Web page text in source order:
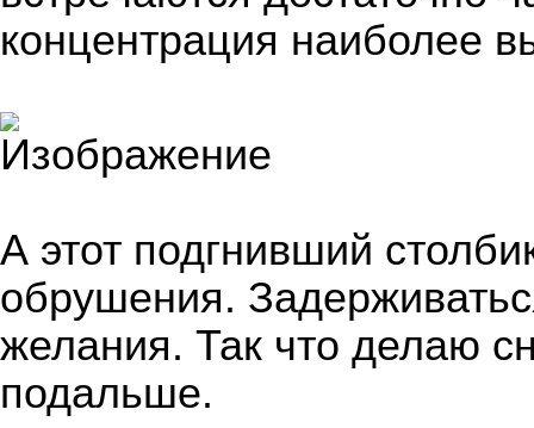
концентрация наиболее
А этот подгнивший
обрушения.
желания. Так что делаю
подальше.